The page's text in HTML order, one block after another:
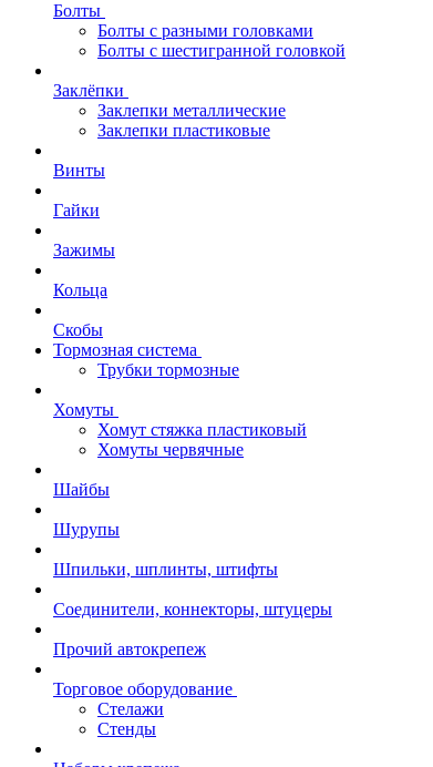
Болты
Болты с разными головками
Болты с шестигранной головкой
Заклёпки
Заклепки металлические
Заклепки пластиковые
Винты
Гайки
Зажимы
Кольца
Скобы
Тормозная система
Трубки тормозные
Хомуты
Хомут стяжка пластиковый
Хомуты червячные
Шайбы
Шурупы
Шпильки, шплинты, штифты
Соединители, коннекторы, штуцеры
Прочий автокрепеж
Торговое оборудование
Стелажи
Стенды